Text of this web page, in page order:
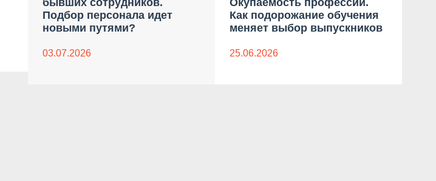
бывших сотрудников.
Подбор персонала идет
новыми путями?
03.07.2026
Окупаемость профессии.
Как подорожание обучения
меняет выбор выпускников
25.06.2026